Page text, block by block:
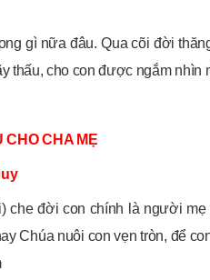
gì nữa đâu. Qua cõi đời
thấu, cho con được ngắm nhìn
CHO CHA MẸ
che đời con chính là người
Chúa nuôi con vẹn tròn, để